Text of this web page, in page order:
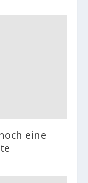
eine